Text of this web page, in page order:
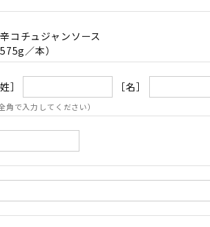
コチュジャンソース
／本）
］ ［名］
角で入力してください）